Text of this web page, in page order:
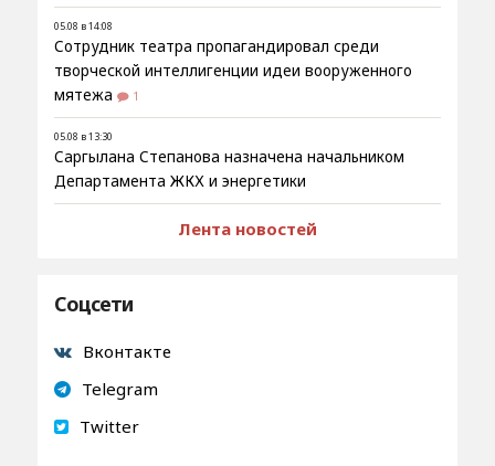
05.08 в 14:08
Сотрудник театра пропагандировал среди
творческой интеллигенции идеи вооруженного
мятежа
1
05.08 в 13:30
Саргылана Степанова назначена начальником
Департамента ЖКХ и энергетики
Лента новостей
Соцсети
Вконтакте
Telegram
Twitter